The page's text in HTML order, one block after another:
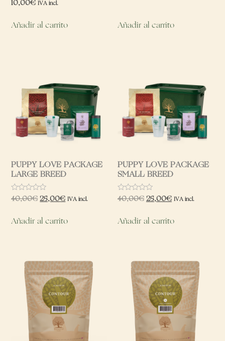
con
5
10,00€ IVA incl.
Añadir al carrito Añadir al carrito
PUPPY LOVE PACKAGE
LARGE BREED
Valorado
con
5
40,00€ 25,00€ IVA incl.
Añadir al carrito
PUPPY LOVE PACKAGE
SMALL BREED
Valorado
con
5
40,00€ 25,00€ IVA incl.
Añadir al carrito